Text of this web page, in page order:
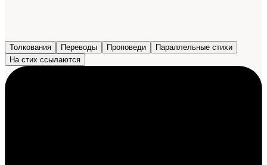
Толкования Переводы Проповеди
Параллельные стихи
На стих ссылаются